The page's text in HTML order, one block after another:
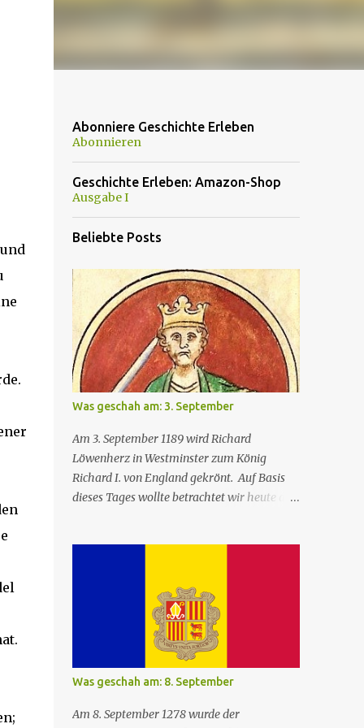
Abonniere Geschichte Erleben
Abonnieren
Geschichte Erleben: Amazon-Shop
Ausgabe I
Beliebte Posts
Was geschah am: 3. September
Am 3. September 1189 wird Richard
Löwenherz in Westminster zum König
Richard I. von England gekrönt. Auf Basis
dieses Tages wollte betrachtet wir heute das
Aquitanien. Er stammt aus dem
französischstämmigen Haus Plantagenet.
Seit dem Richard 12 Jahre alt ist, ist er der
Graf von Poitou (Poitou ist eine historische
Grafschaft im Westen Frankreichs), doch
geboren ist er am 8. September 1157 in
Oxford, England. Mit 15 Jahren wurde
Was geschah am: 8. September
Am 8. September 1278 wurde der